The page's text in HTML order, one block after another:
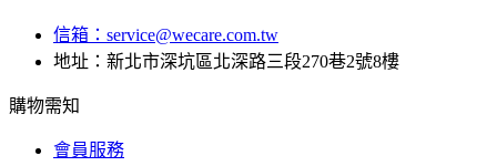
信箱： service@wecare.com.tw
地址：新北市深坑區北深路三段270巷2號8樓
購物需知
會員服務